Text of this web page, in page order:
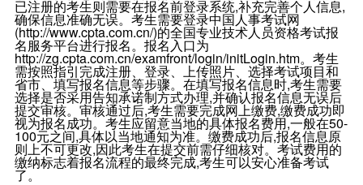
已注册的考生则需要在报名前登录系统,补充完善个人信息,
确保信息准确无误。考生需要登录中国人事考试网
(http://www.cpta.com.cn/)的全国专业技术人员资格考试报
名服务平台进行报名。报名入口为
http://zg.cpta.com.cn/examfront/login/initLogin.htm。考生
需按照指引完成注册、登录、上传照片、选择考试项目和
省市、填写报名信息等步骤。在填写报名信息时,考生需要
选择是否采用告知承诺制方式办理,并确认报名信息无误后
提交审核。审核通过后,考生需要完成网上缴费,缴费成功即
视为报名成功。考生应留意当地的具体报名费用,一般在50-
100元之间,具体以当地通知为准。缴费成功后,报名信息原
则上不可更改,因此考生在提交前需仔细核对。考试费用的
缴纳标志着报名流程的最终完成,考生可以安心准备考试
了。